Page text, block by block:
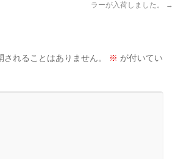
ラーが入荷しました。
→
れることはありません。 ※ が付いてい